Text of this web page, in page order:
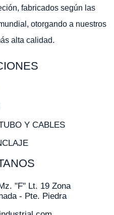
fabricados según las
otorgando a nuestros
alta calidad.
Y CABLES
"F" Lt. 19 Zona
- Pte. Piedra